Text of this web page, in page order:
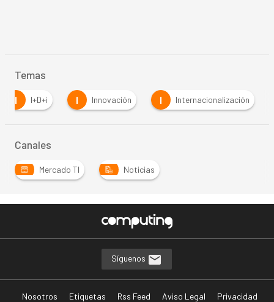
Temas
I
I+D+i I Innovación I Internacionalización
Canales
Mercado TI Noticias
Síguenos
Nosotros Etiquetas Rss Feed Aviso Legal
Privacidad